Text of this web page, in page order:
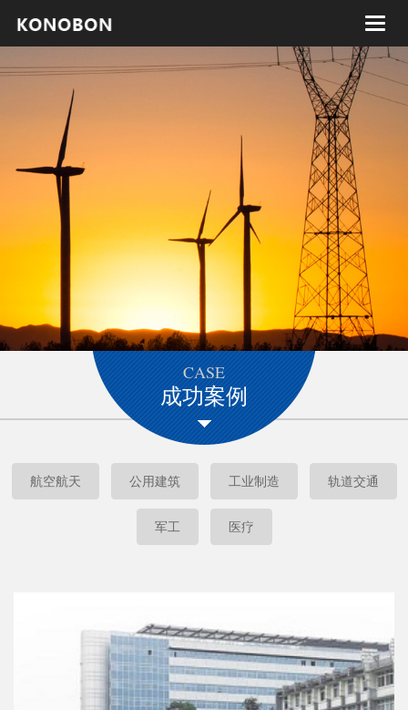
Toggle
CASE
成功案例
航空航天 公用建筑 工业制造 轨道交通
军工 医疗